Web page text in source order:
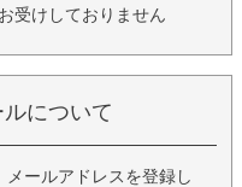
受けしておりません
について
メールアドレスを登録し